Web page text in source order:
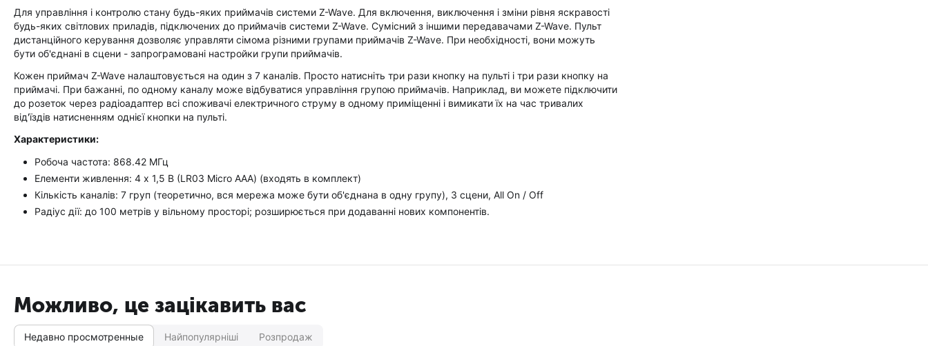
Для управління і контролю стану будь-яких приймачів системи Z-Wave. Для включення, виключення і зміни рівня яскравості
будь-яких світлових приладів, підключених до приймачів системи Z-Wave. Сумісний з іншими передавачами Z-Wave. Пульт
дистанційного керування дозволяє управляти сімома різними групами приймачів Z-Wave. При необхідності, вони можуть
бути об'єднані в сцени - запрограмовані настройки групи приймачів.
Кожен приймач Z-Wave налаштовується на один з 7 каналів. Просто натисніть три рази кнопку на пульті і три рази кнопку на
приймачі. При бажанні, по одному каналу може відбуватися управління групою приймачів. Наприклад, ви можете підключити
до розеток через радіоадаптер всі споживачі електричного струму в одному приміщенні і вимикати їх на час тривалих
від'їздів натисненням однієї кнопки на пульті.
Характеристики:
Робоча частота: 868.42 МГц
Елементи живлення: 4 x 1,5 В (LR03 Micro AAA) (входять в комплект)
Кількість каналів: 7 груп (теоретично, вся мережа може бути об'єднана в одну групу), 3 сцени, All On / Off
Радіус дії: до 100 метрів у вільному просторі; розширюється при додаванні нових компонентів.
Можливо, це зацікавить вас
Недавно просмотренные Найпопулярніші Розпродаж